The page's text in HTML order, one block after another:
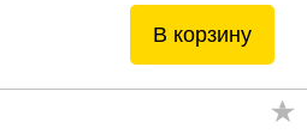
В корзину